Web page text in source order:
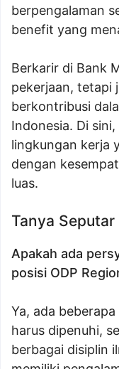
berpengalaman
benefit yang
Berkarir di Bank
pekerjaan, tetapi
berkontribusi
Indonesia. Di
lingkungan kerja
dengan
luas.
Tanya Seputar
Apakah ada
posisi ODP
Ya, ada
harus dipenuhi,
berbagai disiplin